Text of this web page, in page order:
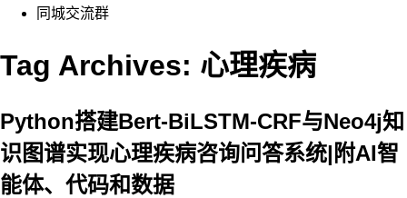
同城交流群
Tag Archives: 心理疾病
Python搭建Bert-BiLSTM-CRF与Neo4j知
识图谱实现心理疾病咨询问答系统|附AI智
能体、代码和数据